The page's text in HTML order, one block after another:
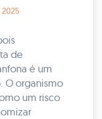
2025
de
é um
O organismo
um risco